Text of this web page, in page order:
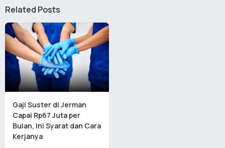
Related Posts
Gaji Suster di Jerman
Capai Rp67 Juta per
Bulan, Ini Syarat dan Cara
Kerjanya